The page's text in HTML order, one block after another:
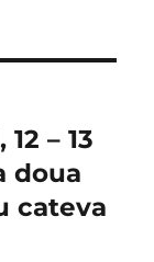
– 13
doua
cateva